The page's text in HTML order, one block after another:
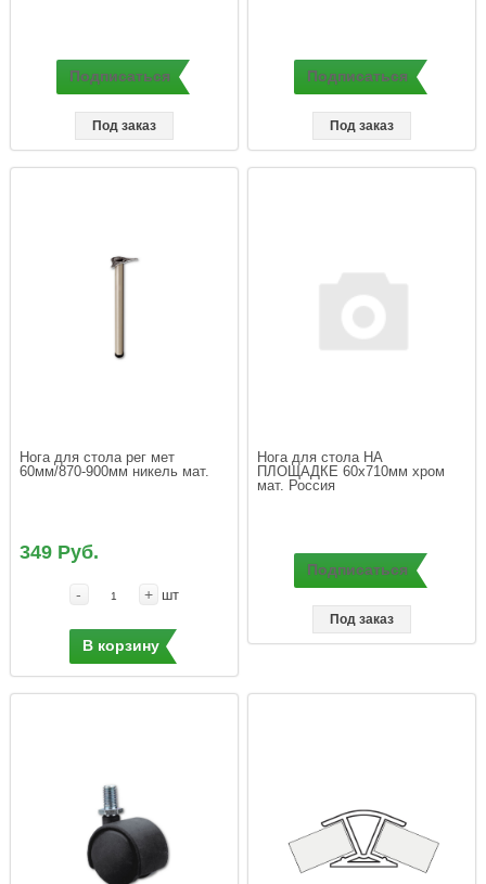
Подписаться
Под заказ
Подписаться
Под заказ
Нога для стола рег мет
349 Руб.
- + шт
В корзину
Нога для стола НА
ПЛОЩАДКЕ 60x710мм хром
Подписаться
Под заказ